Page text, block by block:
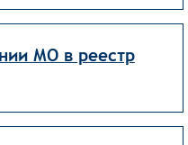
МО в реестр